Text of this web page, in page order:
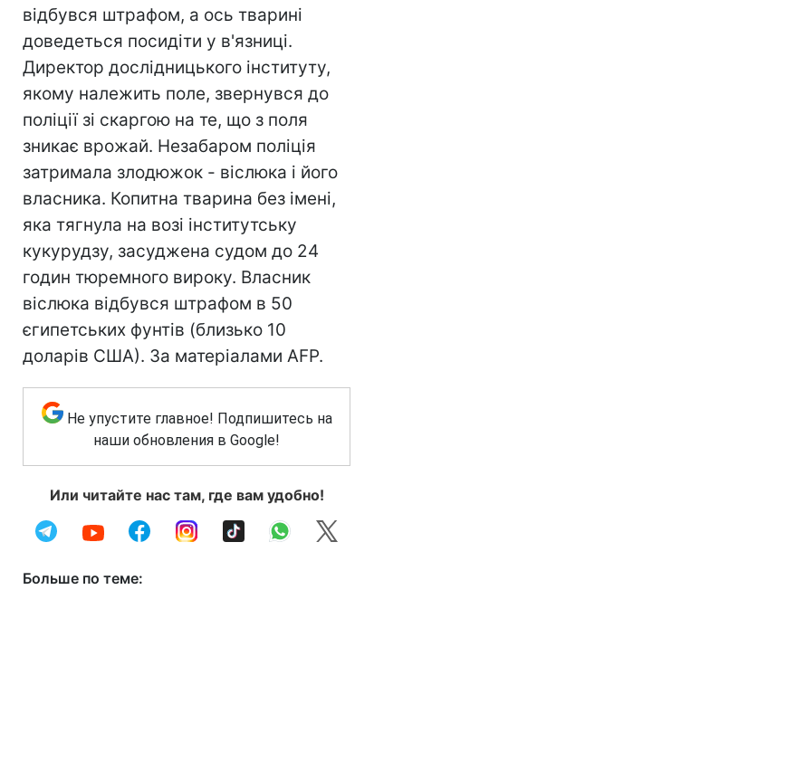
відбувся штрафом, а ось тварині
доведеться посидіти у в'язниці.
Директор дослідницького інституту,
якому належить поле, звернувся до
поліції зі скаргою на те, що з поля
зникає врожай. Незабаром поліція
затримала злодюжок - віслюка і його
власника. Копитна тварина без імені,
яка тягнула на возі інститутську
кукурудзу, засуджена судом до 24
годин тюремного вироку. Власник
віслюка відбувся штрафом в 50
єгипетських фунтів (близько 10
доларів США). За матеріалами AFP.
Не упустите главное! Подпишитесь на
наши обновления в Google!
Или читайте нас там, где вам удобно!
Больше по теме: